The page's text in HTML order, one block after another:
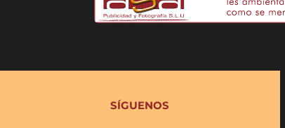
SÍGUENOS